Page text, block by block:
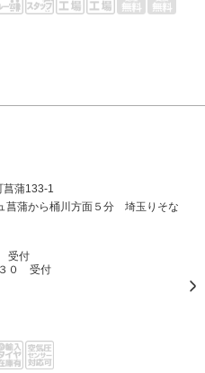
菖蒲133-1
菖蒲から桶川方面５分 埼玉りそな
受付
３０ 受付